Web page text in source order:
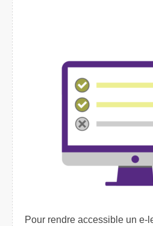
Pour rendre accessible un e-